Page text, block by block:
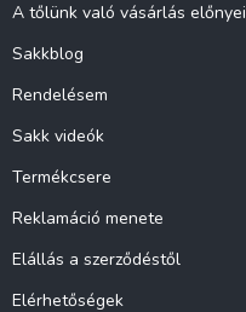
A tőlünk való vásárlás előnyei
Sakkblog
Rendelésem
Sakk videók
Termékcsere
Reklamáció menete
Elállás a szerződéstől
Elérhetőségek